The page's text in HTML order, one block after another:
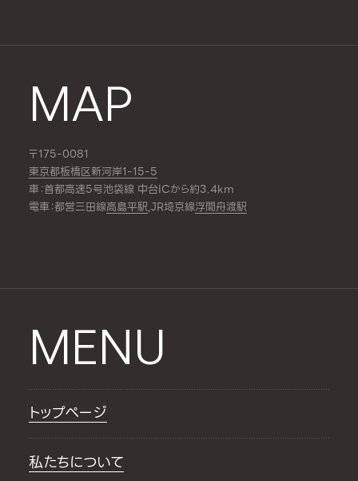
MAP
〒175-0081
東京都板橋区新河岸1-15-5
車：首都高速5号池袋線 中台ICから約3.4km
電車：都営三田線高島平駅,JR埼京線浮間舟渡駅
MENU
トップページ
私たちについて